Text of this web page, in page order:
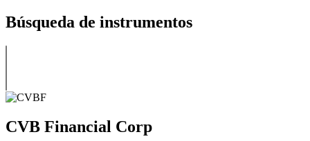
Búsqueda de instrumentos
CVB Financial Corp